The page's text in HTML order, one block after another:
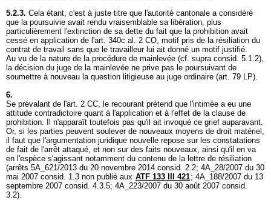
5.2.3. Cela étant, c'est à juste titre que l'autorité cantonale a considéré
que la poursuivie avait rendu vraisemblable sa libération, plus
particulièrement l'extinction de sa dette du fait que la prohibition avait
cessé en application de l'art. 340c al. 2 CO, motif pris de la résiliation du
contrat de travail sans que le travailleur lui ait donné un motif justifié.
Au vu de la nature de la procédure de mainlevée (cf. supra consid. 5.1.2),
la décision du juge de la mainlevée ne prive pas le poursuivant de
soumettre à nouveau la question litigieuse au juge ordinaire (art. 79 LP).
6.
Se prévalant de l'art. 2 CC, le recourant prétend que l'intimée a eu une
attitude contradictoire quant à l'application et à l'effet de la clause de
prohibition. Il n'apparaît toutefois pas qu'il ait invoqué ce grief auparavant.
Or, si les parties peuvent soulever de nouveaux moyens de droit matériel,
il faut que l'argumentation juridique nouvelle repose sur les constatations
de fait de l'arrêt attaqué, et non sur des faits nouveaux, ainsi qu'il en va
en l'espèce s'agissant notamment du contenu de la lettre de résiliation
(arrêts 5A_621/2013 du 20 novembre 2014 consid. 2.2; 4A_28/2007 du 30
mai 2007 consid. 1.3 non publié aux ATF 133 III 421; 4A_188/2007 du 13
septembre 2007 consid. 4.3.5; 4A_223/2007 du 30 août 2007 consid.
3.2).